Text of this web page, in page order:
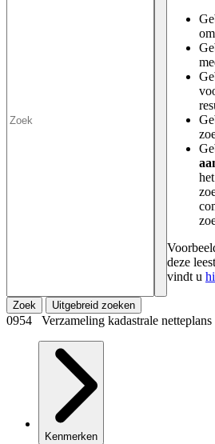
deze
vindt u
Zoek Uitgebreid zoeken
0954 Verzameling kadastrale netteplans
Kenmerken